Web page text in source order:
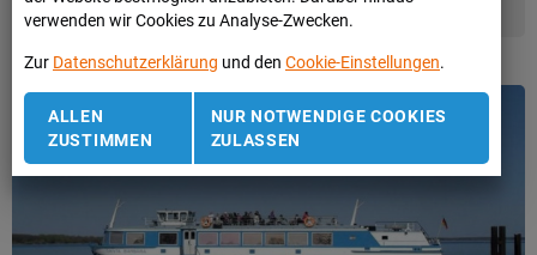
verwenden wir Cookies zu Analyse-Zwecken.
Zur Datenschutzerklärung und den Cookie-Einstellungen.
ALLEN
ZUSTIMMEN
NUR NOTWENDIGE COOKIES
ZULASSEN
WEITER LESEN